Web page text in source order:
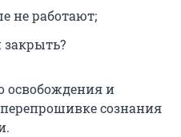
не работают;
закрыть?
освобождения и
сознания